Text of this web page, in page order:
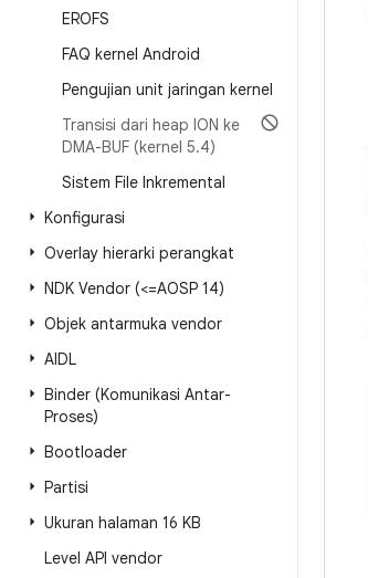
EROFS
FAQ kernel Android
Pengujian unit jaringan kernel
Transisi dari heap ION ke
DMA-BUF (kernel 5.4)
Sistem File Inkremental
Konfigurasi
Overlay hierarki perangkat
NDK Vendor (<=AOSP 14)
Objek antarmuka vendor
AIDL
Binder (Komunikasi Antar-
Proses)
Bootloader
Partisi
Ukuran halaman 16 KB
Level API vendor